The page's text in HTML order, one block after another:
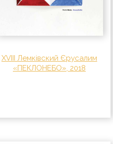
XVIII Лемківский Єрусалим
«ПЕКЛOНEБO», 2018